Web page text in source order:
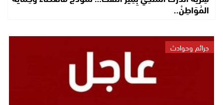
المُوَاطِنْ..
جرائم وحوادث